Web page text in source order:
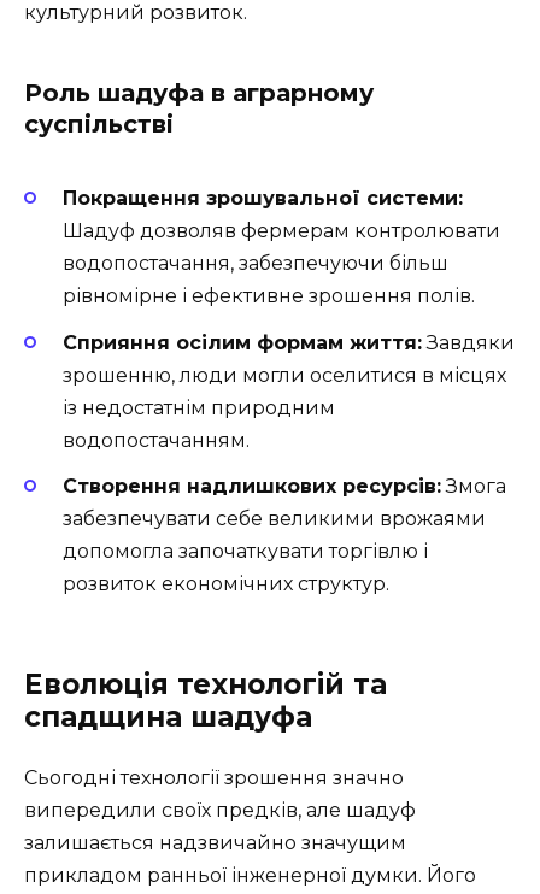
культурний розвиток.
Роль шадуфа в аграрному
суспільстві
Покращення зрошувальної системи:
Шадуф дозволяв фермерам контролювати
водопостачання, забезпечуючи більш
рівномірне і ефективне зрошення полів.
Сприяння осілим формам життя:Завдяки
зрошенню, люди могли оселитися в місцях
із недостатнім природним
водопостачанням.
Створення надлишкових ресурсів:Змога
забезпечувати себе великими врожаями
допомогла започаткувати торгівлю і
розвиток економічних структур.
Еволюція технологій та
спадщина шадуфа
Сьогодні технології зрошення значно
випередили своїх предків, але шадуф
залишається надзвичайно значущим
прикладом ранньої інженерної думки. Його